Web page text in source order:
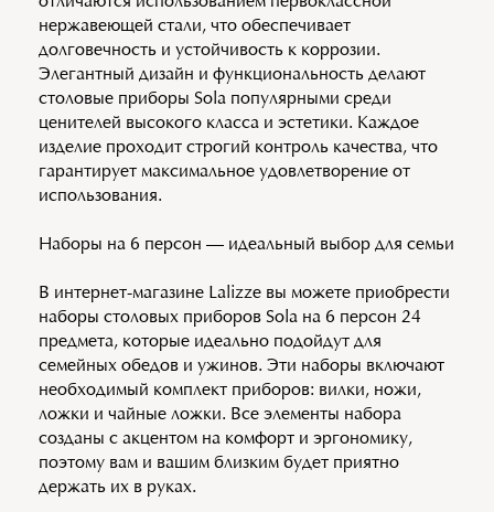
нержавеющей стали, что обеспечивает
долговечность и устойчивость к коррозии.
Элегантный дизайн и функциональность делают
столовые приборы Sola популярными среди
ценителей высокого класса и эстетики. Каждое
изделие проходит строгий контроль качества, что
гарантирует максимальное удовлетворение от
использования.
Наборы на 6 персон — идеальный выбор для семьи
В интернет-магазине Lalizze вы можете приобрести
наборы столовых приборов Sola на 6 персон 24
предмета, которые идеально подойдут для
семейных обедов и ужинов. Эти наборы включают
необходимый комплект приборов: вилки, ножи,
ложки и чайные ложки. Все элементы набора
созданы с акцентом на комфорт и эргономику,
поэтому вам и вашим близким будет приятно
держать их в руках.